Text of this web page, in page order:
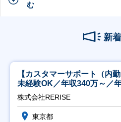
む
新
【カスタマーサポート（内
未経験OK／年収340万～／
株式会社RERISE
東京都